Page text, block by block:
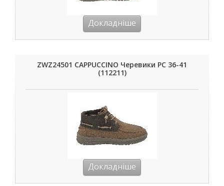
Докладніше
ZWZ24501 CAPPUCCINO Черевики РС 36-41
(112211)
Докладніше